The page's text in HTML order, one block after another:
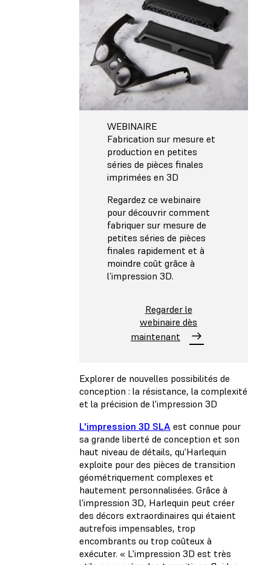
WEBINAIRE
Fabrication sur mesure et
production en petites
séries de pièces finales
imprimées en 3D
Regardez ce webinaire
pour découvrir comment
fabriquer sur mesure de
petites séries de pièces
finales rapidement et à
moindre coût grâce à
l’impression 3D.
Regarder le
webinaire dès
maintenant
Explorer de nouvelles possibilités de
conception : la résistance, la complexité
et la précision de l'impression 3D
L'impression 3D SLA est connue pour
sa grande liberté de conception et son
haut niveau de détails, qu'Harlequin
exploite pour des pièces de transition
géométriquement complexes et
hautement personnalisées. Grâce à
l'impression 3D, Harlequin peut créer
des décors extraordinaires qui étaient
autrefois impensables, trop
encombrants ou trop coûteux à
exécuter. « L'impression 3D est très